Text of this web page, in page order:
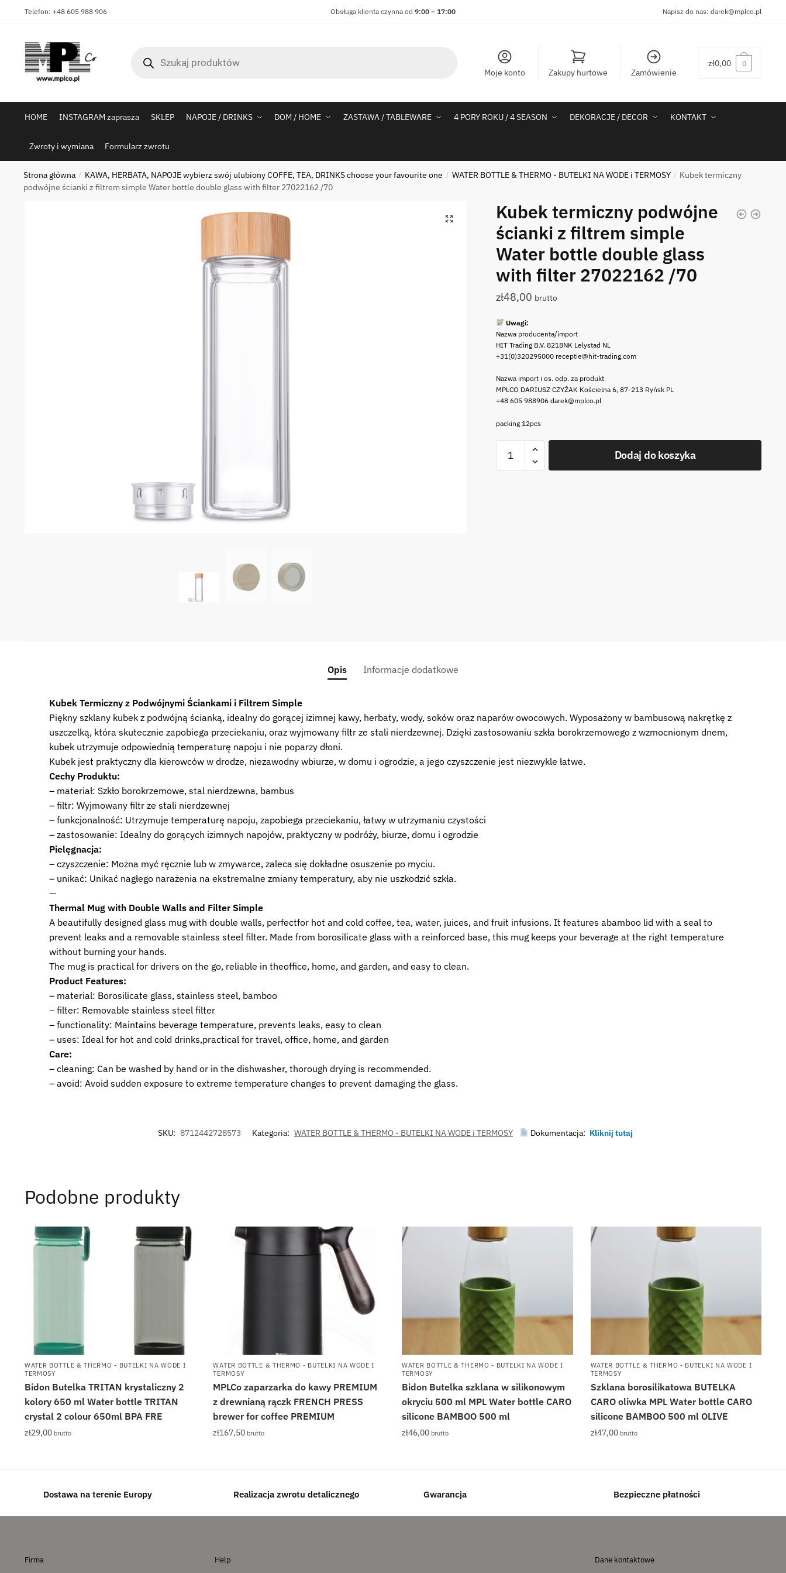
Telefon: +48 605 988 906 Obsługa klienta czynna od 9:00 – 17:00 Napisz do nas:darek@mplco.pl
produktów
Moje konto Zakupy hurtowe Zamówienie
zł0,00 0
HOME INSTAGRAM zaprasza SKLEP NAPOJE / DRINKS DOM / HOME ZASTAWA / TABLEWARE 4 PORY ROKU / 4 SEASON DEKORACJE / DECOR KONTAKT
Zwroty i wymiana Formularz zwrotu
Strona główna / KAWA, HERBATA, NAPOJE wybierz swój ulubiony COFFE, TEA, DRINKS choose your favourite one / WATER BOTTLE & THERMO - BUTELKI NA WODE i TERMOSY / Kubek termiczny
podwójne ścianki z filtrem simple Water bottle double glass with filter 27022162 /70
Kubek termiczny podwójne
ścianki z filtrem simple
Water bottle double glass
with filter 27022162 /70
zł48,00 brutto
Uwagi:
Nazwa producenta/import
HIT Trading B.V. 8218NK Lelystad NL
+31(0)320295000 receptie@hit-trading.com
Nazwa import i os. odp. za produkt
MPLCO DARIUSZ CZYŻAK Kościelna 6, 87-213 Ryńsk PL
+48 605 988906 darek@mplco.pl
packing 12pcs
Kubek
Dodaj do koszyka
Opis Informacje dodatkowe
Kubek Termiczny z Podwójnymi Ściankami i Filtrem Simple
Piękny szklany kubek z podwójną ścianką, idealny do gorącej izimnej kawy, herbaty, wody, soków oraz naparów owocowych. Wyposażony w bambusową nakrętkę z
uszczelką, która skutecznie zapobiega przeciekaniu, oraz wyjmowany filtr ze stali nierdzewnej. Dzięki zastosowaniu szkła borokrzemowego z wzmocnionym dnem,
kubek utrzymuje odpowiednią temperaturę napoju i nie poparzy dłoni.
Kubek jest praktyczny dla kierowców w drodze, niezawodny wbiurze, w domu i ogrodzie, a jego czyszczenie jest niezwykle łatwe.
Cechy Produktu:
– materiał: Szkło borokrzemowe, stal nierdzewna, bambus
– filtr: Wyjmowany filtr ze stali nierdzewnej
– funkcjonalność: Utrzymuje temperaturę napoju, zapobiega przeciekaniu, łatwy w utrzymaniu czystości
– zastosowanie: Idealny do gorących izimnych napojów, praktyczny w podróży, biurze, domu i ogrodzie
Pielęgnacja:
– czyszczenie: Można myć ręcznie lub w zmywarce, zaleca się dokładne osuszenie po myciu.
– unikać: Unikać nagłego narażenia na ekstremalne zmiany temperatury, aby nie uszkodzić szkła.
—
Thermal Mug with Double Walls and Filter Simple
A beautifully designed glass mug with double walls, perfectfor hot and cold coffee, tea, water, juices, and fruit infusions. It features abamboo lid with a seal to
prevent leaks and a removable stainless steel filter. Made from borosilicate glass with a reinforced base, this mug keeps your beverage at the right temperature
without burning your hands.
The mug is practical for drivers on the go, reliable in theoffice, home, and garden, and easy to clean.
Product Features:
– material: Borosilicate glass, stainless steel, bamboo
– filter: Removable stainless steel filter
– functionality: Maintains beverage temperature, prevents leaks, easy to clean
– uses: Ideal for hot and cold drinks,practical for travel, office, home, and garden
Care:
– cleaning: Can be washed by hand or in the dishwasher, thorough drying is recommended.
– avoid: Avoid sudden exposure to extreme temperature changes to prevent damaging the glass.
SKU: 8712442728573 Kategoria: WATER BOTTLE & THERMO - BUTELKI NA WODE i TERMOSY Dokumentacja: Kliknij tutaj
Podobne produkty
WATER BOTTLE & THERMO - BUTELKI NA WODE I
TERMOSY
Bidon Butelka TRITAN krystaliczny 2
kolory 650 ml Water bottle TRITAN
crystal 2 colour 650ml BPA FRE
zł29,00 brutto
WATER BOTTLE & THERMO - BUTELKI NA WODE I
TERMOSY
MPLCo zaparzarka do kawy PREMIUM
z drewnianą rączk FRENCH PRESS
brewer for coffee PREMIUM
zł167,50 brutto
WATER BOTTLE & THERMO - BUTELKI NA WODE I
TERMOSY
Bidon Butelka szklana w silikonowym
okryciu 500 ml MPL Water bottle CARO
silicone BAMBOO 500 ml
zł46,00 brutto
WATER BOTTLE & THERMO - BUTELKI NA WODE I
TERMOSY
Szklana borosilikatowa BUTELKA
CARO oliwka MPL Water bottle CARO
silicone BAMBOO 500 ml OLIVE
zł47,00 brutto
Dostawa na terenie Europy Realizacja zwrotu detalicznego Gwarancja Bezpieczne płatności
Firma Help Dane kontaktowe